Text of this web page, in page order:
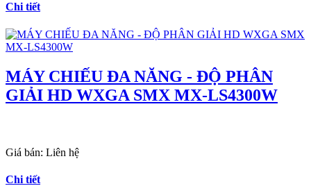
Chi tiết
MÁY CHIẾU ĐA NĂNG - ĐỘ PHÂN
GIẢI HD WXGA SMX MX-LS4300W
Giá bán: Liên hệ
Chi tiết